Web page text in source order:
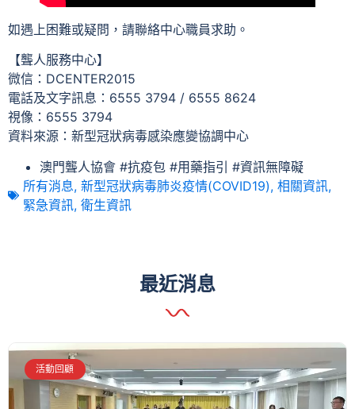
如遇上困難或疑問，請聯絡中心職員求助。
【聾人服務中心】
微信：DCENTER2015
電話及文字訊息：6555 3794 / 6555 8624
視像：6555 3794
資料來源：新型冠狀病毒感染應變協調中心
澳門聾人協會 #抗疫包 #用藥指引 #資訊無障礙
所有消息, 新型冠狀病毒肺炎疫情(COVID19), 相關資訊,
緊急資訊, 衛生資訊
最近消息
活動回顧